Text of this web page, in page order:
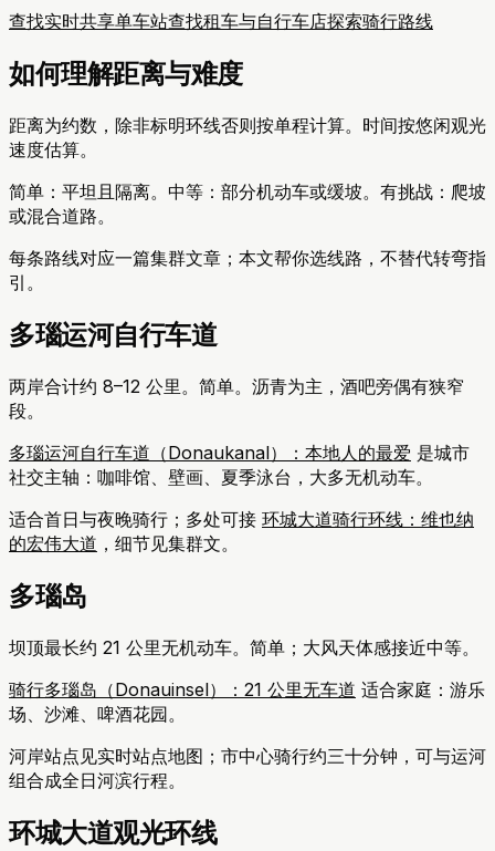
查找实时共享单车站查找租车与自行车店探索骑行路线
如何理解距离与难度
距离为约数，除非标明环线否则按单程计算。时间按悠闲观光
速度估算。
简单：平坦且隔离。中等：部分机动车或缓坡。有挑战：爬坡
或混合道路。
每条路线对应一篇集群文章；本文帮你选线路，不替代转弯指
引。
多瑙运河自行车道
两岸合计约 8–12 公里。简单。沥青为主，酒吧旁偶有狭窄
段。
多瑙运河自行车道（Donaukanal）：本地人的最爱 是城市
社交主轴：咖啡馆、壁画、夏季泳台，大多无机动车。
适合首日与夜晚骑行；多处可接 环城大道骑行环线：维也纳
的宏伟大道 ，细节见集群文。
多瑙岛
坝顶最长约 21 公里无机动车。简单；大风天体感接近中等。
骑行多瑙岛（Donauinsel）：21 公里无车道 适合家庭：游乐
场、沙滩、啤酒花园。
河岸站点见实时站点地图；市中心骑行约三十分钟，可与运河
组合成全日河滨行程。
环城大道观光环线